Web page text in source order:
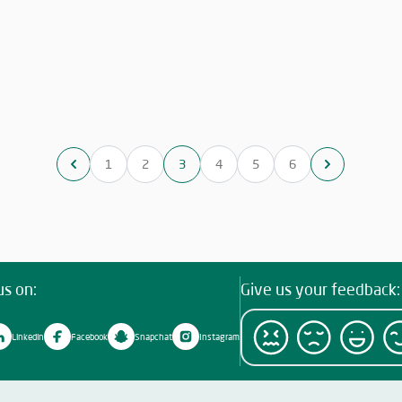
الجمعية منذ تأسيسها، وتعزيزاً لمكانة الإمارة وإبراز دورها
1 2 3 4 5 6
on:
Linkedin Facebook Snapchat Instagram
Give us your feedback: